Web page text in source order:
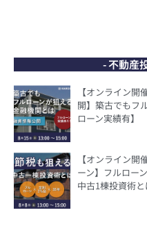
- 不動産
【オンライン
開】築古でもフ
ローン実績有】
【オンライン
ーン】フルロー
中古1棟投資術と